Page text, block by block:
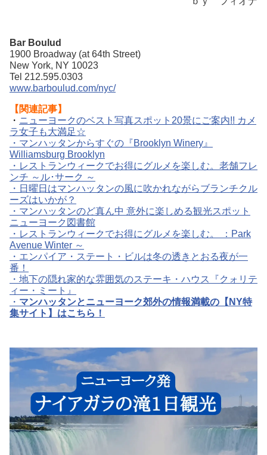
Bar Boulud
1900 Broadway (at 64th Street)
New York, NY 10023
Tel 212.595.0303
www.barboulud.com/nyc/
【関連記事】
・ ニューヨークのベスト写真スポット20景にご案内!! カメ
ラ女子も大満足☆
・マンハッタンからすぐの『Brooklyn Winery』
Williamsburg Brooklyn
・レストランウィークでお得にグルメを楽しむ。老舗フレ
ンチ ～ル･サーク ～
・日曜日はマンハッタンの風に吹かれながらブランチクル
ーズはいかが？
・マンハッタンのど真ん中 意外に楽しめる観光スポット
ニューヨーク図書館
・レストランウィークでお得にグルメを楽しむ。 ：Park
Avenue Winter ～
・エンパイア・ステート・ビルは冬の透きとおる夜が一
番！
・地下の隠れ家的な雰囲気のステーキ・ハウス『クォリテ
ィー・ミート』
・ マンハッタンとニューヨーク郊外の情報満載の【NY特
集サイト】はこちら！